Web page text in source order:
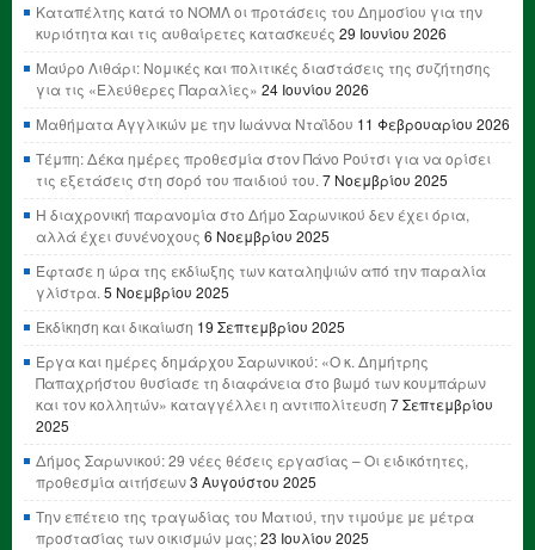
Καταπέλτης κατά το ΝΟΜΛ οι προτάσεις του Δημοσίου για την
κυριότητα και τις αυθαίρετες κατασκευές 29 Ιουνίου 2026
Μαύρο Λιθάρι: Νομικές και πολιτικές διαστάσεις της συζήτησης
για τις «Ελεύθερες Παραλίες» 24 Ιουνίου 2026
Μαθήματα Αγγλικών με την Ιωάννα Νταΐδου 11 Φεβρουαρίου 2026
Τέμπη: Δέκα ημέρες προθεσμία στον Πάνο Ρούτσι για να ορίσει
τις εξετάσεις στη σορό του παιδιού του. 7 Νοεμβρίου 2025
Η διαχρονική παρανομία στο Δήμο Σαρωνικού δεν έχει όρια,
αλλά έχει συνένοχους 6 Νοεμβρίου 2025
Έφτασε η ώρα της εκδίωξης των καταληψιών από την παραλία
γλίστρα. 5 Νοεμβρίου 2025
Εκδίκηση και δικαίωση 19 Σεπτεμβρίου 2025
Έργα και ημέρες δημάρχου Σαρωνικού: «Ο κ. Δημήτρης
Παπαχρήστου θυσίασε τη διαφάνεια στο βωμό των κουμπάρων
και τον κολλητών» καταγγέλλει η αντιπολίτευση 7 Σεπτεμβρίου
2025
Δήμος Σαρωνικού: 29 νέες θέσεις εργασίας – Οι ειδικότητες,
προθεσμία αιτήσεων3 Αυγούστου 2025
Την επέτειο της τραγωδίας του Ματιού, την τιμούμε με μέτρα
προστασίας των οικισμών μας;23 Ιουλίου 2025